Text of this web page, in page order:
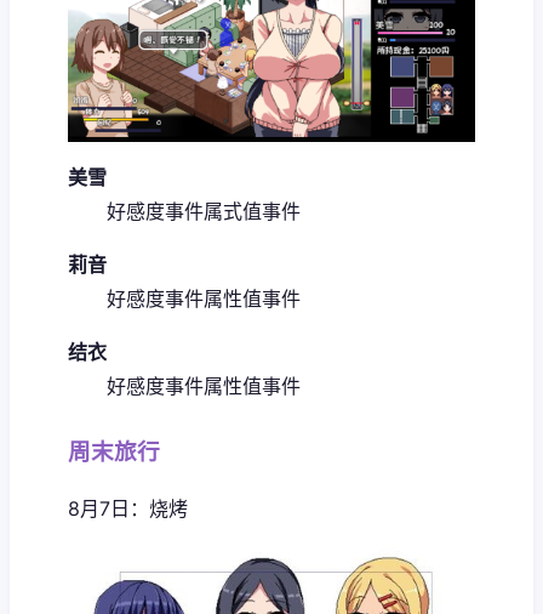
美雪
好感度事件属式值事件
莉音
好感度事件属性值事件
结衣
好感度事件属性值事件
周末旅行
8月7日：烧烤